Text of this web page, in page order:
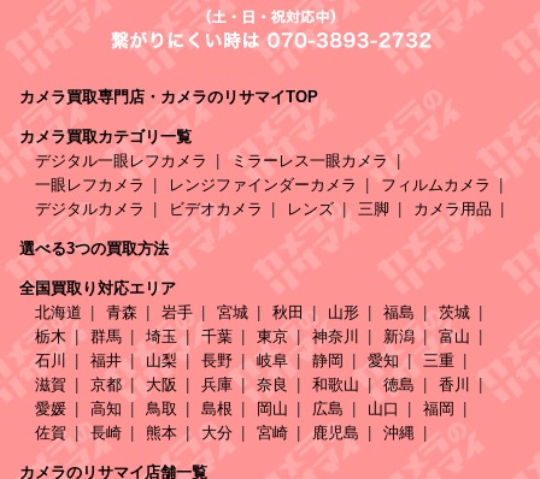
カメラ買取専門店・カメラのリサマイTOP
カメラ買取カテゴリ一覧
デジタル一眼レフカメラ
ミラーレス一眼カメラ
一眼レフカメラ
レンジファインダーカメラ
フィルムカメラ
デジタルカメラ
ビデオカメラ レンズ 三脚 カメラ用品
選べる3つの買取方法
全国買取り対応エリア
北海道
青森 岩手 宮城 秋田 山形 福島
茨城
栃木
群馬 埼玉 千葉 東京 神奈川 新潟
富山
石川
福井 山梨 長野 岐阜 静岡 愛知
三重
滋賀
京都 大阪 兵庫 奈良 和歌山 徳島
香川
愛媛
高知 鳥取 島根 岡山 広島 山口
福岡
佐賀
長崎 熊本 大分 宮崎 鹿児島 沖縄
カメラのリサマイ店舗一覧